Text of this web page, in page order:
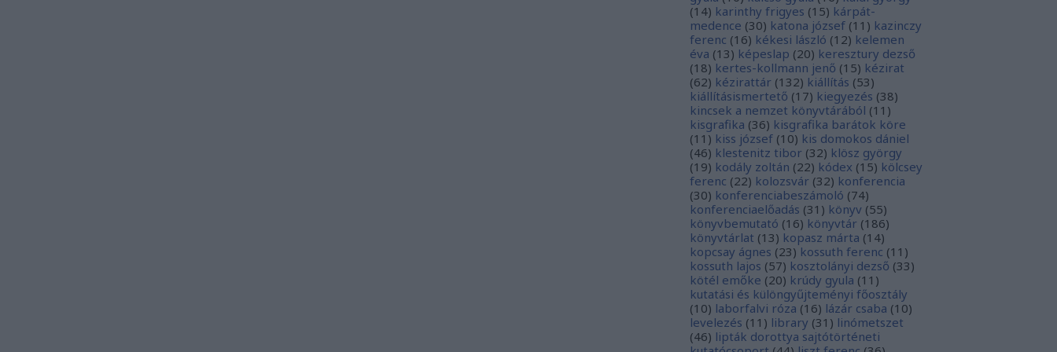
(14) karinthy frigyes (15) kárpát-
medence (30) katona józsef (11 ) kazinczy
ferenc (16) kékesi lászló (12) kelemen
éva (13) képeslap (20) keresztury dezső
(18) kertes-kollmann jenő (15) kézirat
(62) kézirattár (132) kiállítás (53)
kiállításismertető (17) kiegyezés (38)
kincsek a nemzet könyvtárából (11 )
kisgrafika (36) kisgrafika barátok köre
(11 ) kiss józsef (10) kis domokos dániel
(46) klestenitz tibor (32) klösz györgy
(19) kodály zoltán (22) kódex (15) kölcsey
ferenc (22) kolozsvár (32) konferencia
(30) konferenciabeszámoló (74)
konferenciaelőadás (31 ) könyv (55)
könyvbemutató (16) könyvtár (186)
könyvtárlat (13) kopasz márta (14)
kopcsay ágnes (23) kossuth ferenc (11 )
kossuth lajos (57) kosztolányi dezső (33)
kötél emőke (20) krúdy gyula (11 )
kutatási és különgyűjteményi főosztály
(10) laborfalvi róza (16) lázár csaba (10)
levelezés (11 ) library (31 ) linómetszet
(46) lipták dorottya sajtótörténeti